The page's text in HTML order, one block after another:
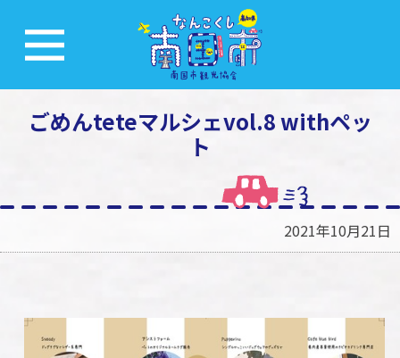
ごめんteteマルシェvol.8 withペッ
ト
2021年10月21日